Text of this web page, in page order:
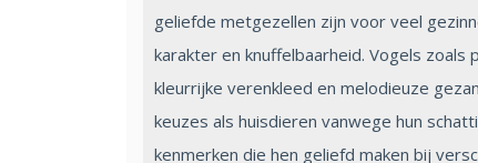
geliefde metgezellen zijn voor veel
karakter en knuffelbaarheid. Vogels zoals
kleurrijke verenkleed en melodieuze
keuzes als huisdieren vanwege hun
kenmerken die hen geliefd maken bij